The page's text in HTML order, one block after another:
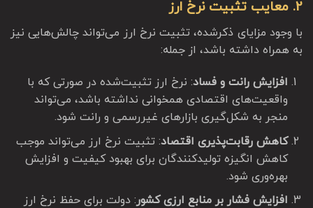
2. معایب تثبیت نرخ ارز
با وجود مزایای ذکرشده، تثبیت نرخ ارز می‌تواند چالش‌هایی نیز
به همراه داشته باشد، از جمله:
افزایش رانت و فساد: نرخ ارز تثبیت‌شده در صورتی که با
واقعیت‌های اقتصادی همخوانی نداشته باشد، می‌تواند
منجر به شکل‌گیری بازارهای غیررسمی و رانت شود.
کاهش رقابت‌پذیری اقتصاد: تثبیت نرخ ارز می‌تواند موجب
کاهش انگیزه تولیدکنندگان برای بهبود کیفیت و افزایش
بهره‌وری شود.
افزایش فشار بر منابع ارزی کشور: دولت برای حفظ نرخ ارز